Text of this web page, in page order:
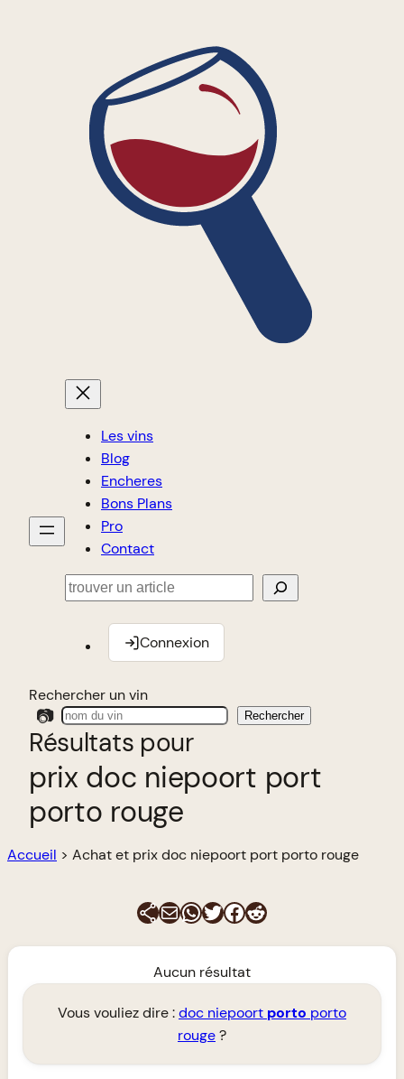
Les vins
Blog
Encheres
Bons Plans
Pro
Contact
Rechercher
Connexion
Rechercher un vin
📷 Rechercher
Résultats pour
prix doc niepoort port
porto rouge
Accueil > Achat et prix doc niepoort port porto rouge
E-mailWhatsApp
Twitter
Facebook
Reddit
Aucun résultat
Vous vouliez dire :doc niepoort porto porto
rouge?